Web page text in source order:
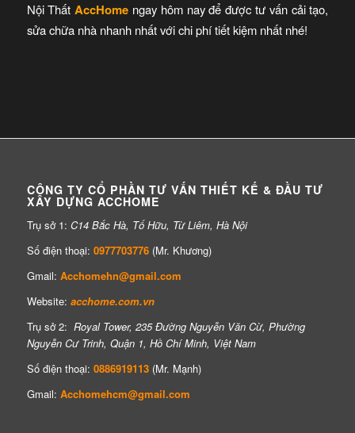
Nội ThấtAccHome ngay hôm nay để được tư vấn cải tạo,
sửa chữa nhà nhanh nhất với chi phí tiết kiệm nhất nhé!
CÔNG TY CỔ PHẦN TƯ VẤN THIẾT KẾ & ĐẦU TƯ
XÂY DỰNG ACCHOME
Trụ sở 1: C14 Bắc Hà, Tố Hữu, Từ Liêm, Hà Nội
Số điện thoại: 0977703776(Mr. Khương)
Gmail: Acchomehn@gmail.com
Website: acchome.com.vn
Trụ sở 2: Royal Tower, 235 Đường Nguyễn Văn Cừ, Phường
Nguyễn Cư Trinh, Quận 1, Hồ Chí Minh, Việt Nam
Số điện thoại: 0886919113(Mr. Mạnh)
Gmail: Acchomehcm@gmail.com